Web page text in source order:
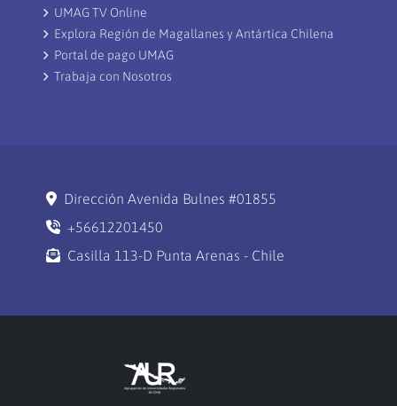
UMAG TV Online
Explora Región de Magallanes y Antártica Chilena
Portal de pago UMAG
Trabaja con Nosotros
Dirección Avenida Bulnes #01855
+56612201450
Casilla 113-D Punta Arenas - Chile